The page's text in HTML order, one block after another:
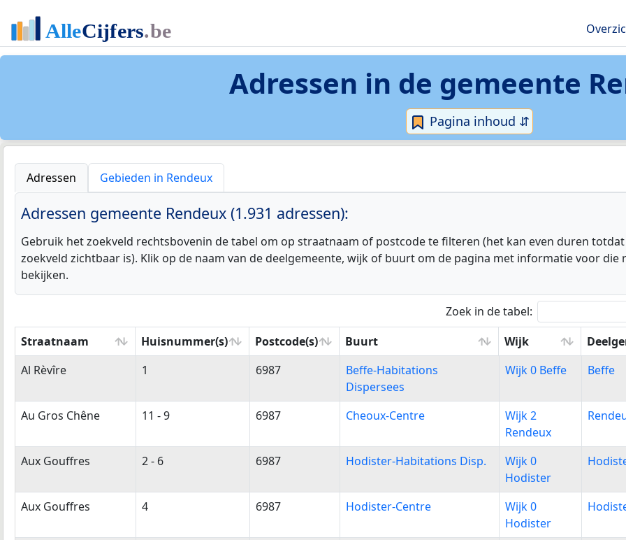
Adressen in de gemeente
Pagina inhoud ⇵
Adressen Gebieden in Rendeux
Adressen gemeente Rendeux (1.931 adressen):
Gebruik het zoekveld rechtsbovenin de tabel om op straatnaam of postcode te filteren (het kan even duren
zoekveld zichtbaar is). Klik op de naam van de deelgemeente, wijk of buurt om de pagina met informatie voor die
bekijken.
Zoek in de tabel:
Straatnaam
Huisnummer(s) Postcode(s) Buurt Wijk
Straatnaam
Huisnummer(s) Postcode(s) Buurt Wijk
Al Rèvîre 1 6987
Beffe-Habitations
Dispersees
Wijk 0 Beffe Beffe
Au Gros Chêne 11 - 9 6987 Cheoux-Centre
Wijk 2
Rendeux
Aux Gouffres 2 - 6 6987 Hodister-Habitations Disp.
Wijk 0
Hodister
Aux Gouffres 4 6987 Hodister-Centre
Wijk 0
Hodister